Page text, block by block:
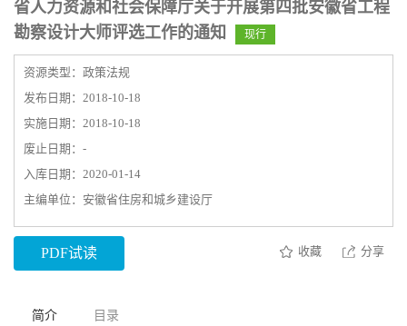
省人力资源和社会保障厅关于开展第四批安徽省工程
勘察设计大师评选工作的通知
现行
资源类型：政策法规
发布日期：2018-10-18
实施日期：2018-10-18
废止日期：-
入库日期：2020-01-14
主编单位：安徽省住房和城乡建设厅
PDF试读 收藏 分享
简介 目录